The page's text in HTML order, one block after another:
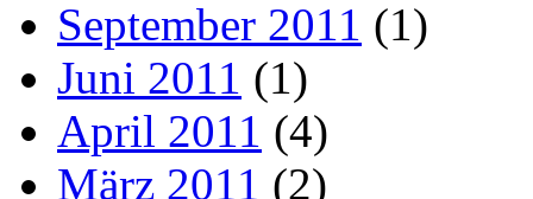
September 2011 (1)
Juni 2011 (1)
April 2011 (4)
März 2011 (2)